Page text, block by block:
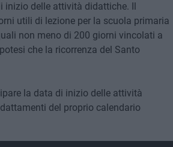
inizio delle attività didattiche. Il
utili di lezione per la scuola primaria
non meno di 200 giorni vincolati a
che la ricorrenza del Santo
la data di inizio delle attività
del proprio calendario